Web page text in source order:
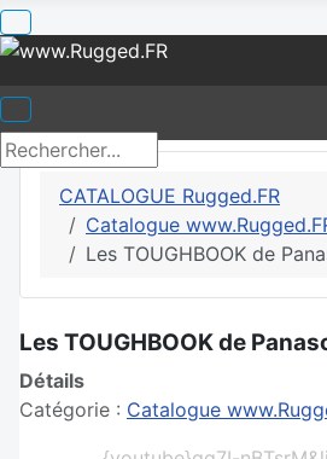
CATALOGUE Rugged.FR
Catalogue
Les TOUGHBOOK de
Les TOUGHBOOK de
Détails
Catégorie : Catalogue